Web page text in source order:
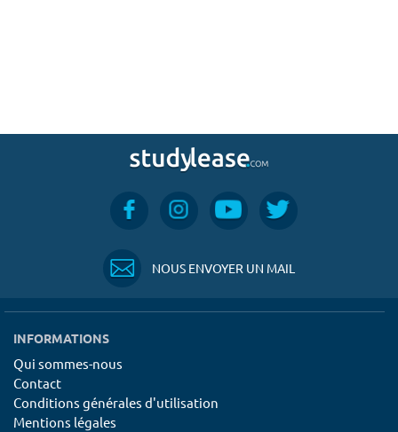
NOUS ENVOYER UN MAIL
INFORMATIONS
Qui sommes-nous
Contact
Conditions générales d'utilisation
Mentions légales